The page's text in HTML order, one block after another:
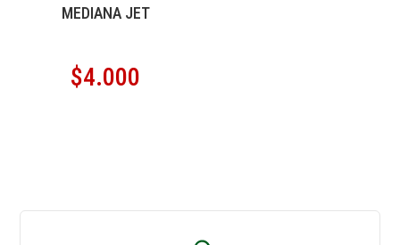
MEDIANA JET
$4.000